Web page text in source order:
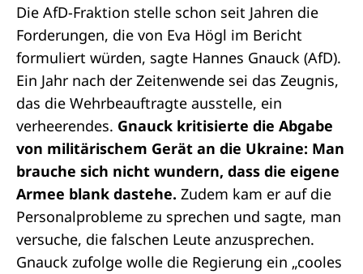
Die AfD-Fraktion stelle schon seit Jahren die
Forderungen, die von Eva Högl im Bericht
formuliert würden, sagte Hannes Gnauck (AfD).
Ein Jahr nach der Zeitenwende sei das Zeugnis,
das die Wehrbeauftragte ausstelle, ein
verheerendes. Gnauck kritisierte die Abgabe
von militärischem Gerät an die Ukraine: Man
brauche sich nicht wundern, dass die eigene
Armee blank dastehe. Zudem kam er auf die
Personalprobleme zu sprechen und sagte, man
versuche, die falschen Leute anzusprechen.
Gnauck zufolge wolle die Regierung ein „cooles